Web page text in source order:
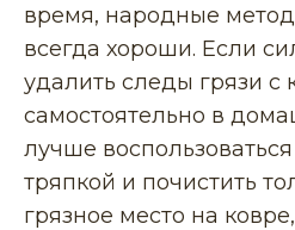
время, народные
всегда хороши. Если
удалить следы грязи с
самостоятельно в
лучше
тряпкой и почистить
грязное место на